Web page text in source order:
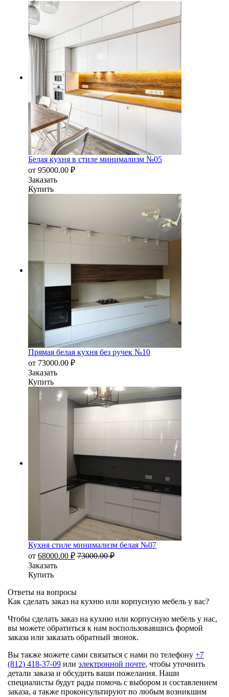
Белая кухня в стиле минимализм №05
от 95000.00 ₽
Заказать
Купить
Прямая белая кухня без ручек №10
от 73000.00 ₽
Заказать
Купить
Кухня стиле минимализм белая №07
от 68000.00 ₽ 73000.00₽
Заказать
Купить
Ответы на вопросы
Как сделать заказ на кухню или корпусную мебель у вас?
Чтобы сделать заказ на кухню или корпусную мебель у нас,
вы можете обратиться к нам воспользовавшись формой
заказа или заказать обратный звонок.
Вы также можете сами связаться с нами по телефону +7
(812) 418-37-09 или электронной почте, чтобы уточнить
детали заказа и обсудить ваши пожелания. Наши
специалисты будут рады помочь с выбором и составлением
заказа, а также проконсультируют по любым возникшим